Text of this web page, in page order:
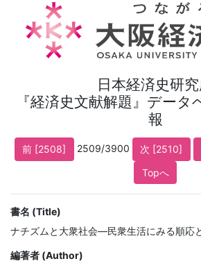
日本経済史研
『経済史文献解題』データ
報
前 [2508] 2509/3900 次 [2510]
Topへ
書名 (Title)
ナチズムと大衆社会—民衆生活にみる順応
編著者 (Author)